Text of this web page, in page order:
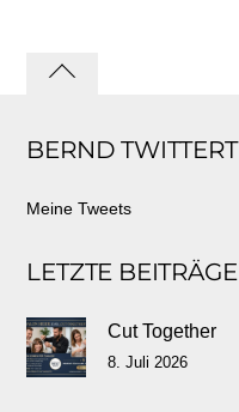
Back
top
BERND TWITTERT
Meine Tweets
LETZTE BEITRÄGE
Cut Together
8. Juli 2026